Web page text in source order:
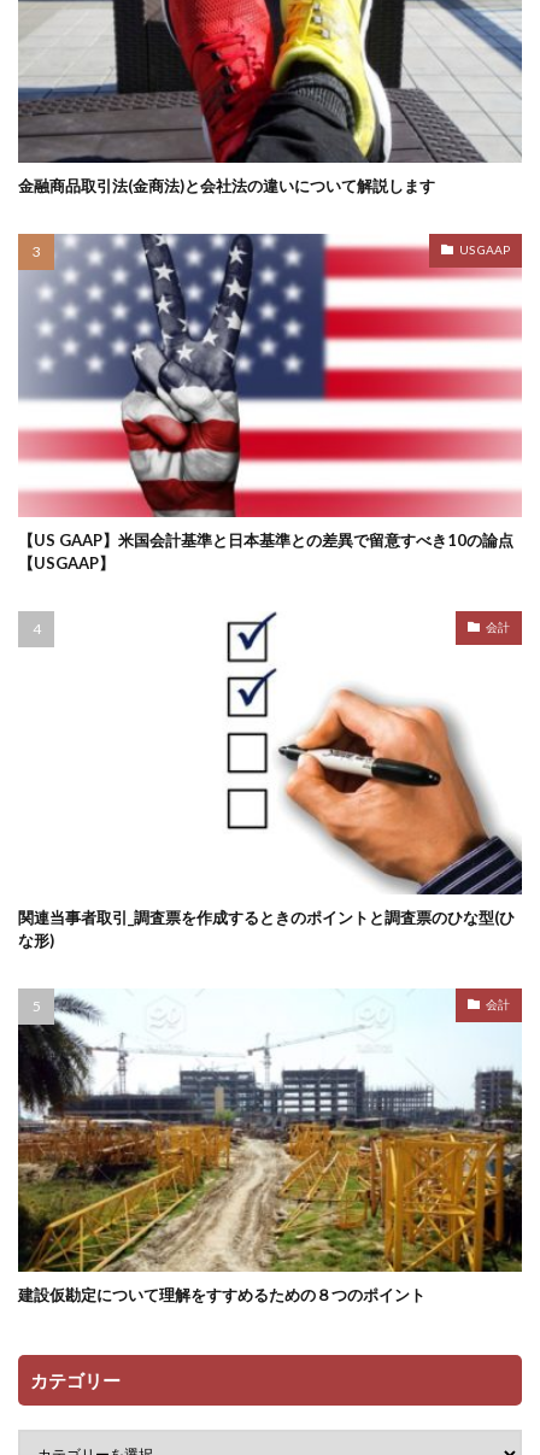
金融商品取引法(金商法)と会社法の違いについて解説します
US GAAP
【US GAAP】米国会計基準と日本基準との差異で留意すべき10の論点
【USGAAP】
会計
関連当事者取引_調査票を作成するときのポイントと調査票のひな型(ひ
な形)
会計
建設仮勘定について理解をすすめるための８つのポイント
カテゴリー